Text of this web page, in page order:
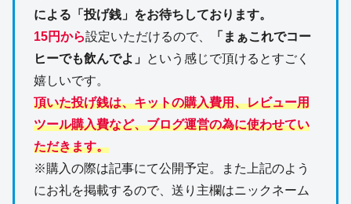
による「投げ銭」をお待ちしております。
15円から設定いただけるので、
「まぁこれでコー
ヒーでも飲んでよ」 という感じで頂けるとすごく
嬉しいです。
頂いた投げ銭は、キットの購入費用、レビュー用
ツール購入費など、ブログ運営の為に使わせてい
ただきます。
※購入の際は記事にて公開予定。また上記のよう
にお礼を掲載するので、送り主欄はニックネーム